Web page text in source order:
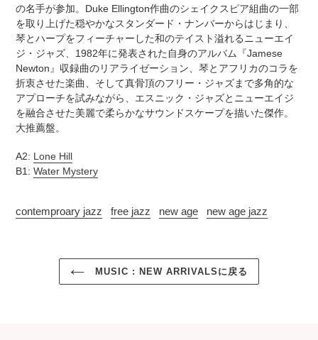
コ
ン
デ
ィ
シ
ョ
ン
表
記
つ
い
の名手が参加。Duke Ellington作曲のシェイクスピア組曲の一部
を取り上げた穏やかなスタンダード・ナンバーからはじまり、
琴とハープをフィーチャーした和のテイスト溢れるニューエイ
ジ・ジャズ、1982年に発表された自身のアルバム『Jamese
Newton』収録曲のリアライゼーション、琴とアフリカのコラを
折衷させた楽曲、そして真骨頂のフリー・ジャズまで多角的な
アプローチを試みながら、エスニック・ジャズとニューエイジ
を融合させた美麗で柔らかなサウンドスケープを描いた傑作。
大推薦盤。
A2: Lone Hill
B1: Water Mystery
contemproary jazz free jazz new age new age jazz
MUSIC : NEW ARRIVALSに戻る